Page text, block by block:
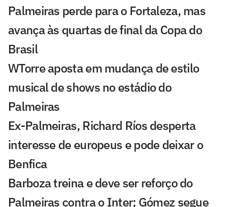
Palmeiras perde para o Fortaleza, mas
avança às quartas de final da Copa do
Brasil
WTorre aposta em mudança de estilo
musical de shows no estádio do
Palmeiras
Ex-Palmeiras, Richard Ríos desperta
interesse de europeus e pode deixar o
Benfica
Barboza treina e deve ser reforço do
Palmeiras contra o Inter; Gómez segue